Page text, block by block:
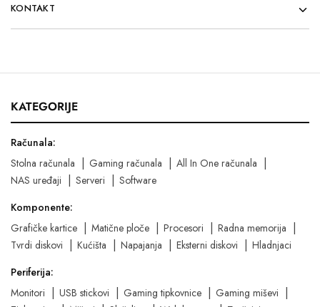
KONTAKT
KATEGORIJE
Računala:
Stolna računala
Gaming računala
All In One računala
NAS uređaji
Serveri
Software
Komponente:
Grafičke kartice
Matične ploče Procesori
Radna memorija
Tvrdi diskovi
Kućišta Napajanja Eksterni diskovi
Hladnjaci
Periferija:
Monitori
USB stickovi Gaming tipkovnice
Gaming miševi